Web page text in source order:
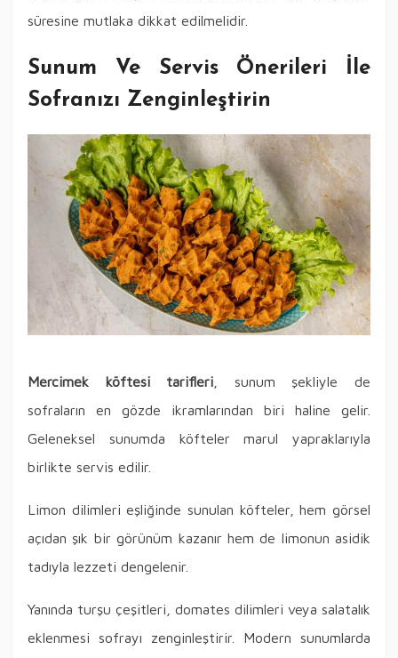
süresine mutlaka dikkat edilmelidir.
Sunum Ve Servis Önerileri İle
Sofranızı Zenginleştirin
Mercimek köftesi tarifleri , sunum şekliyle de
sofraların en gözde ikramlarından biri haline gelir.
Geleneksel sunumda köfteler marul yapraklarıyla
birlikte servis edilir.
Limon dilimleri eşliğinde sunulan köfteler, hem görsel
açıdan şık bir görünüm kazanır hem de limonun asidik
tadıyla lezzeti dengelenir.
Yanında turşu çeşitleri, domates dilimleri veya salatalık
eklenmesi sofrayı zenginleştirir. Modern sunumlarda